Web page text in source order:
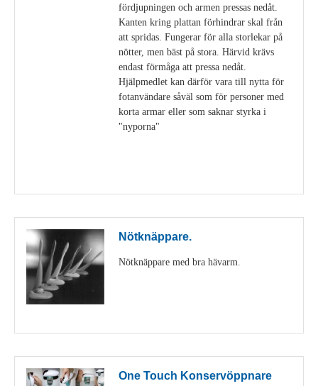
fördjupningen och armen pressas nedåt.
Kanten kring plattan förhindrar skal från
att spridas. Fungerar för alla storlekar på
nötter, men bäst på stora. Härvid krävs
endast förmåga att pressa nedåt.
Hjälpmedlet kan därför vara till nytta för
fotanvändare såväl som för personer med
korta armar eller som saknar styrka i
"nyporna"
Nötknäppare.
Nötknäppare med bra hävarm.
One Touch Konservöppnare